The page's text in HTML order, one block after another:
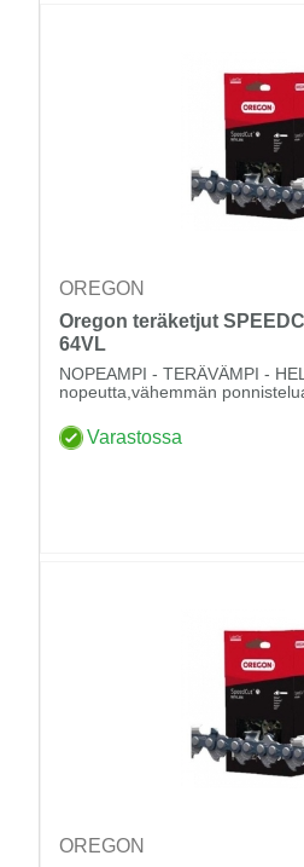
OREGON
Oregon teräketjut
64VL
NOPEAMPI - TERÄVÄMPI -
nopeutta,vähemmän
Varastossa
OREGON